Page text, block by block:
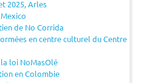
2025, Arles
de No Corrida
en centre culturel du Centre
loi NoMasOlé
en Colombie